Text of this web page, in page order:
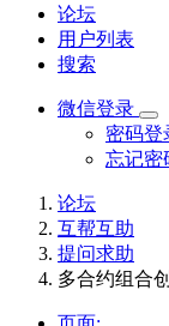
论坛
用户列表
搜索
微信登录
密码登
忘记密
论坛
互帮互助
提问求助
多合约组合